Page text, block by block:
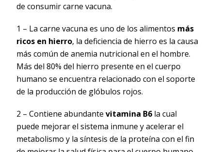
de consumir carne vacuna.
1 – La carne vacuna es uno de los alimentos más
ricos en hierro, la deficiencia de hierro es la causa
más común de anemia nutricional en el hombre.
Más del 80% del hierro presente en el cuerpo
humano se encuentra relacionado con el soporte
de la producción de glóbulos rojos.
2 – Contiene abundante vitamina B6la cual
puede mejorar el sistema inmune y acelerar el
metabolismo y la síntesis de la proteína con el fin